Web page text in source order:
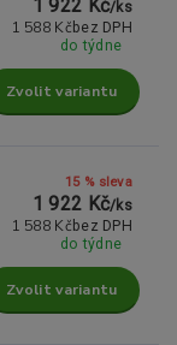
1 922 Kč/ks
1 588 Kč bez DPH
do týdne
Zvolit variantu
15 % sleva
1 922 Kč/ks
1 588 Kč bez DPH
do týdne
Zvolit variantu